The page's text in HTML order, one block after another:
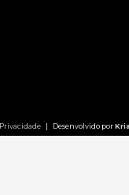
| Desenvolvido por